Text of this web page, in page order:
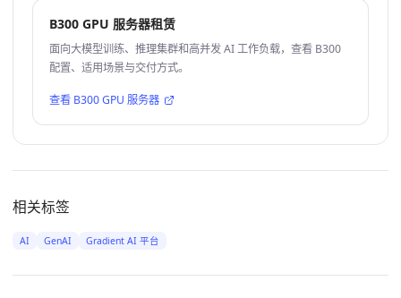
B300 GPU 服务器租赁
面向大模型训练、推理集群和高并发 AI 工作负载，查看 B300
配置、适用场景与交付方式。
查看 B300 GPU 服务器
相关标签
AI GenAI Gradient AI 平台